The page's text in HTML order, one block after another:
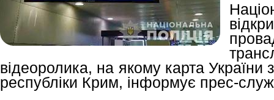
відеоролика, на якому карта
республіки Крим, інформує прес-